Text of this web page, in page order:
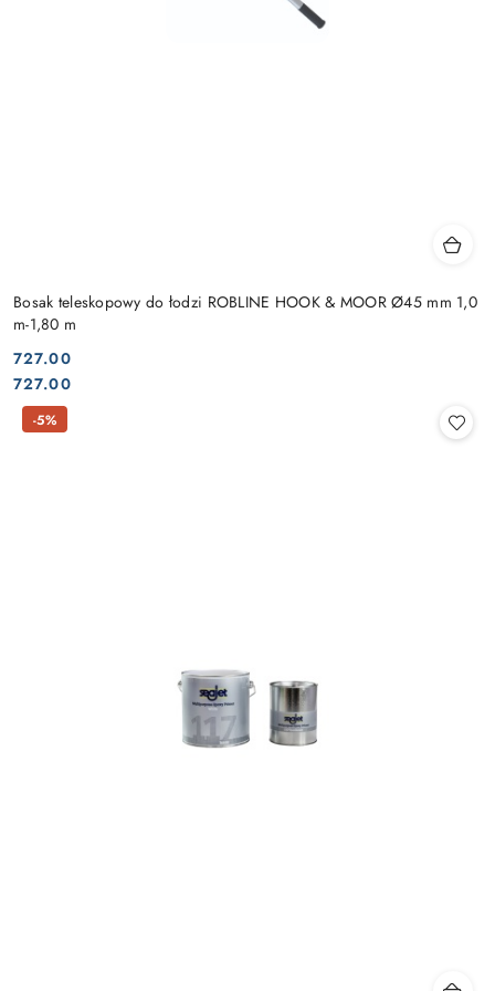
Bosak teleskopowy do łodzi ROBLINE HOOK & MOOR Ø45 mm 1,0
m-1,80 m
Cena:
727.00
Cena:
727.00
-5%